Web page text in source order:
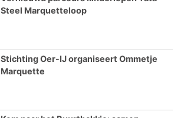
Steel Marquetteloop
Stichting Oer-IJ organiseert Ommetje
Marquette